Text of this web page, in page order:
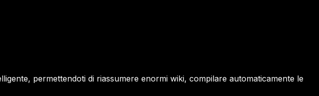
permettendoti di riassumere enormi wiki, compilare automaticamente le